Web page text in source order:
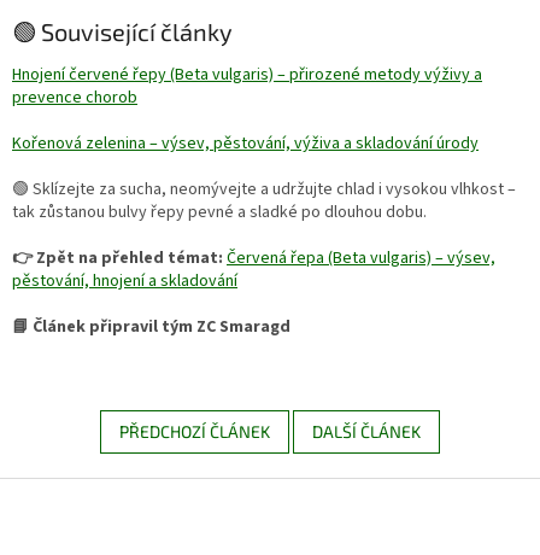
🟢 Související články
Hnojení červené řepy (Beta vulgaris) – přirozené metody výživy a
prevence chorob
Kořenová zelenina – výsev, pěstování, výživa a skladování úrody
🟢 Sklízejte za sucha, neomývejte a udržujte chlad i vysokou vlhkost –
tak zůstanou bulvy řepy pevné a sladké po dlouhou dobu.
👉 Zpět na přehled témat: Červená řepa (Beta vulgaris) – výsev,
pěstování, hnojení a skladování
📘 Článek připravil tým ZC Smaragd
PŘEDCHOZÍ ČLÁNEK DALŠÍ ČLÁNEK